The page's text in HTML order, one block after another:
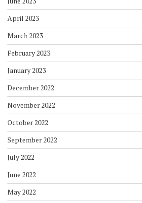
April 2023
March 2023
February 2023
January 2023
December 2022
November 2022
October 2022
September 2022
July 2022
June 2022
May 2022